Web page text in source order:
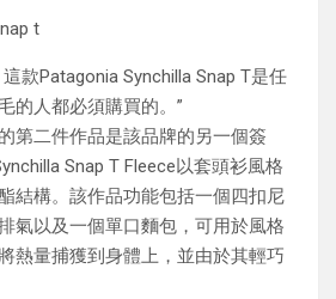
t
款Patagonia Synchilla Snap T是任
的人都必須購買的。”
第二件作品是該品牌的另一個簽
Snap T Fleece以套頭衫風格
結構。該作品功能包括一個四扣尼
氣以及一個單口麵包，可用於風格
熱量捕獲到身體上，並由於其輕巧